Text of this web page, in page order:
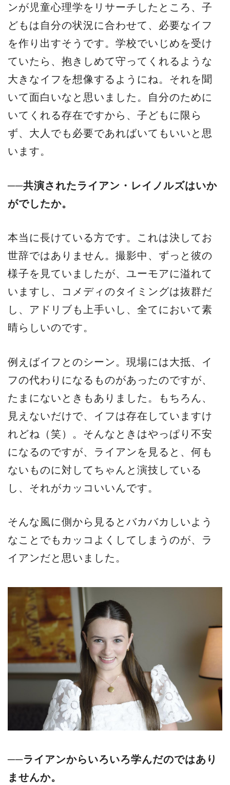
ンが児童心理学をリサーチしたところ、子
どもは自分の状況に合わせて、必要なイフ
を作り出すそうです。学校でいじめを受け
ていたら、抱きしめて守ってくれるような
大きなイフを想像するようにね。それを聞
いて面白いなと思いました。自分のために
いてくれる存在ですから、子どもに限ら
ず、大人でも必要であればいてもいいと思
います。
──共演されたライアン・レイノルズはいか
がでしたか。
本当に長けている方です。これは決してお
世辞ではありません。撮影中、ずっと彼の
様子を見ていましたが、ユーモアに溢れて
いますし、コメディのタイミングは抜群だ
し、アドリブも上手いし、全てにおいて素
晴らしいのです。
例えばイフとのシーン。現場には大抵、イ
フの代わりになるものがあったのですが、
たまにないときもありました。もちろん、
見えないだけで、イフは存在していますけ
れどね（笑）。そんなときはやっぱり不安
になるのですが、ライアンを見ると、何も
ないものに対してちゃんと演技している
し、それがカッコいいんです。
そんな風に側から見るとバカバカしいよう
なことでもカッコよくしてしまうのが、ラ
イアンだと思いました。
──ライアンからいろいろ学んだのではあり
ませんか。